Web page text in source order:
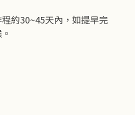
約30~45天內，如提早完